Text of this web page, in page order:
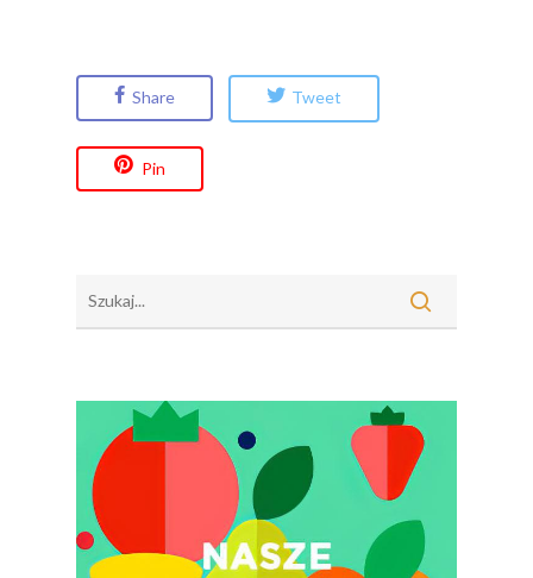
Share Tweet
Pin
Polskie
Warzywa I